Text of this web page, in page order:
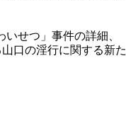
せつ」事件の詳細、
口の淫行に関する新た